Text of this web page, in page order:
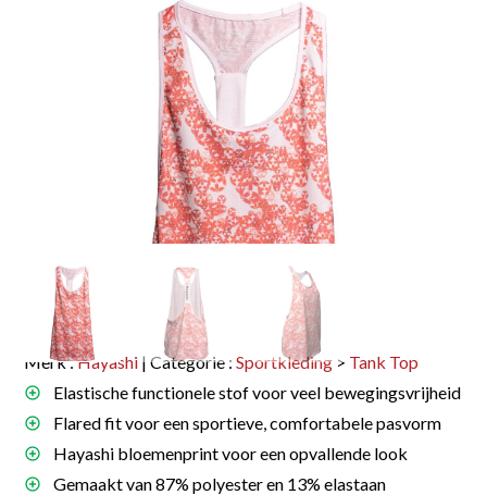
Merk :Hayashi | Categorie :Sportkleding > Tank Top
Elastische functionele stof voor veel bewegingsvrijheid
Flared fit voor een sportieve, comfortabele pasvorm
Hayashi bloemenprint voor een opvallende look
Gemaakt van 87% polyester en 13% elastaan